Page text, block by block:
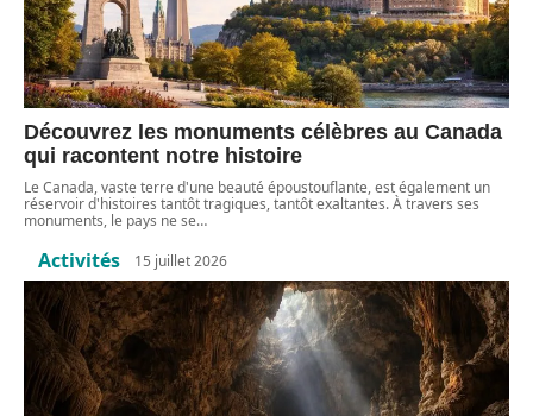
Découvrez les monuments célèbres au Canada
qui racontent notre histoire
Le Canada, vaste terre d'une beauté époustouflante, est également un
réservoir d'histoires tantôt tragiques, tantôt exaltantes. À travers ses
monuments, le pays ne se…
Activités 15 juillet 2026